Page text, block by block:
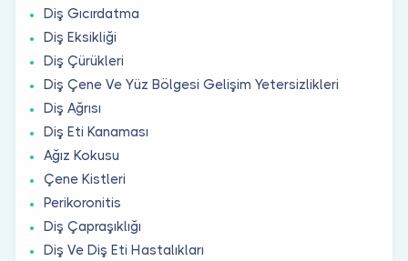
Diş Gıcırdatma
Diş Eksikliği
Diş Çürükleri
Diş Çene Ve Yüz Bölgesi Gelişim Yetersizlikleri
Diş Ağrısı
Diş Eti Kanaması
Ağız Kokusu
Çene Kistleri
Perikoronitis
Diş Çapraşıklığı
Diş Ve Diş Eti Hastalıkları